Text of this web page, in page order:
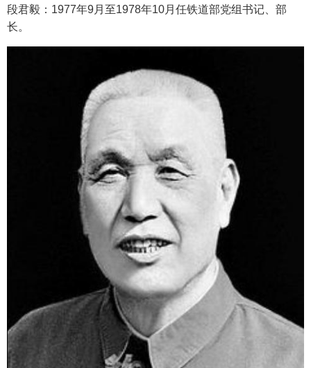
段君毅：1977年9月至1978年10月任铁道部党组书记、部
长。